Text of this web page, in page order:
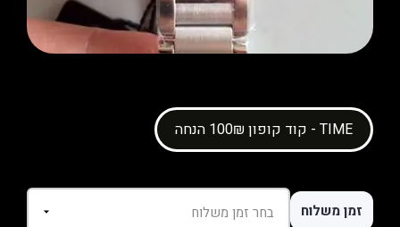
קוד קופון 100₪ הנחה - TIME
זמן משלוח